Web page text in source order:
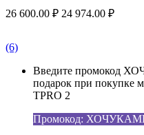
26 600.00 ₽ 24 974.00 ₽
(6)
Введите промокод
подарок при покупке
TPRO 2
Промокод: